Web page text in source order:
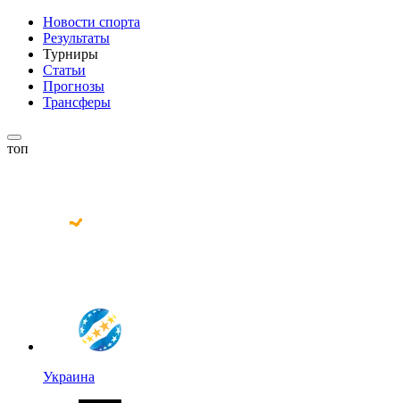
Новости спорта
Результаты
Турниры
Статьи
Прогнозы
Трансферы
топ
Украина